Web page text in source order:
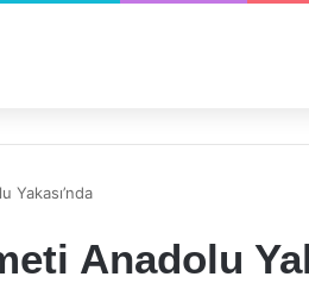
Yakası’nda
Anadolu